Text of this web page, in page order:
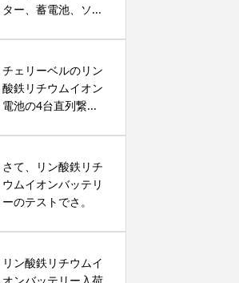
ター、蓄電池、ソ...
チェリーベルのリン
酸鉄リチウムイオン
電池の4台直列繋...
さて、リン酸鉄リチ
ウムイオンバッテリ
ーのテストでさ。
リン酸鉄リチウムイ